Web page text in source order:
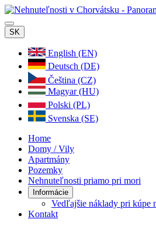
SK
English (EN)
Deutsch (DE)
Čeština (CZ)
Magyar (HU)
Polski (PL)
Svenska (SE)
Home
Domy / Vily
Apartmány
Pozemky
Nehnuteľnosti priamo pri mori
Informácie
Vedľajšie náklady pri kúpe
Kontakt